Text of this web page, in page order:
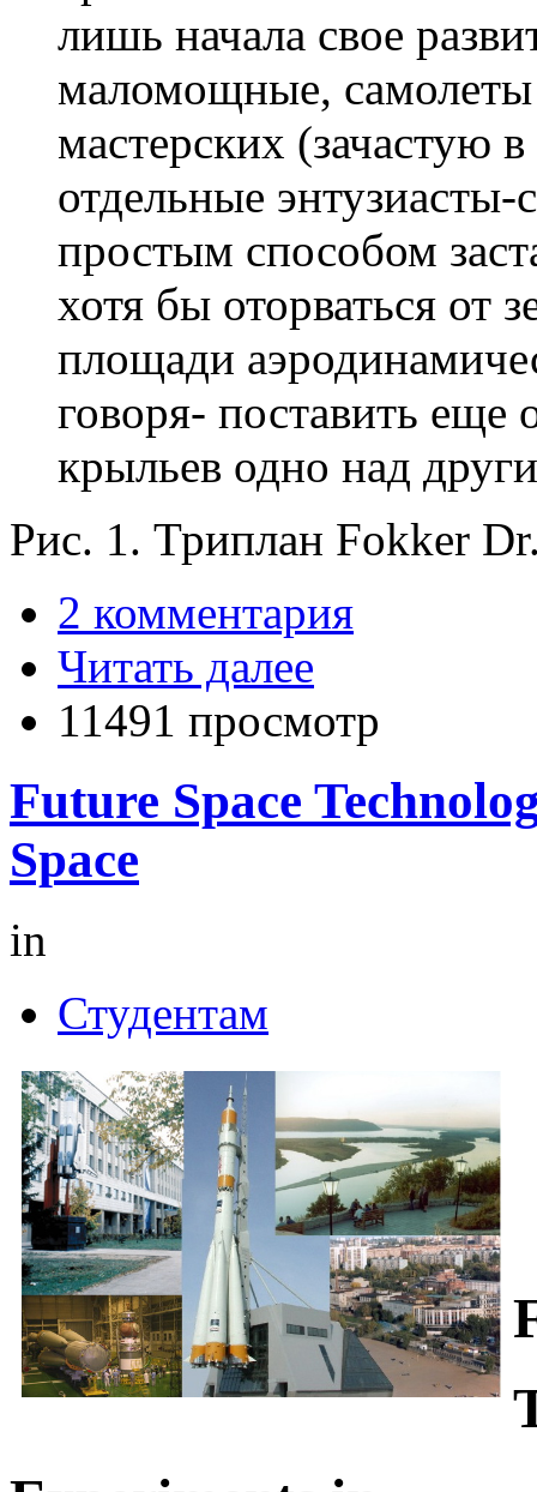
лишь начала свое
маломощные, самолеты
мастерских (зачастую
отдельные
простым способом
хотя бы оторваться от
площади
говоря- поставить еще
крыльев одно над
Рис. 1. Триплан Fokker
2 комментария
Читать далее
11491 просмотр
Future Space
Space
in
Студентам